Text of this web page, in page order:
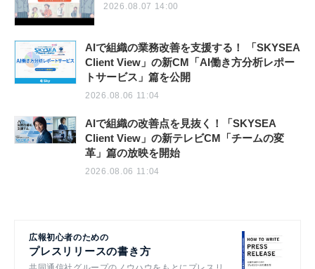
2026.08.07 14:00
AIで組織の業務改善を支援する！ 「SKYSEA
Client View」の新CM「AI働き方分析レポー
トサービス」篇を公開
2026.08.06 11:04
AIで組織の改善点を見抜く！「SKYSEA
Client View」の新テレビCM「チームの変
革」篇の放映を開始
2026.08.06 11:04
広報初心者のための
プレスリリースの書き方